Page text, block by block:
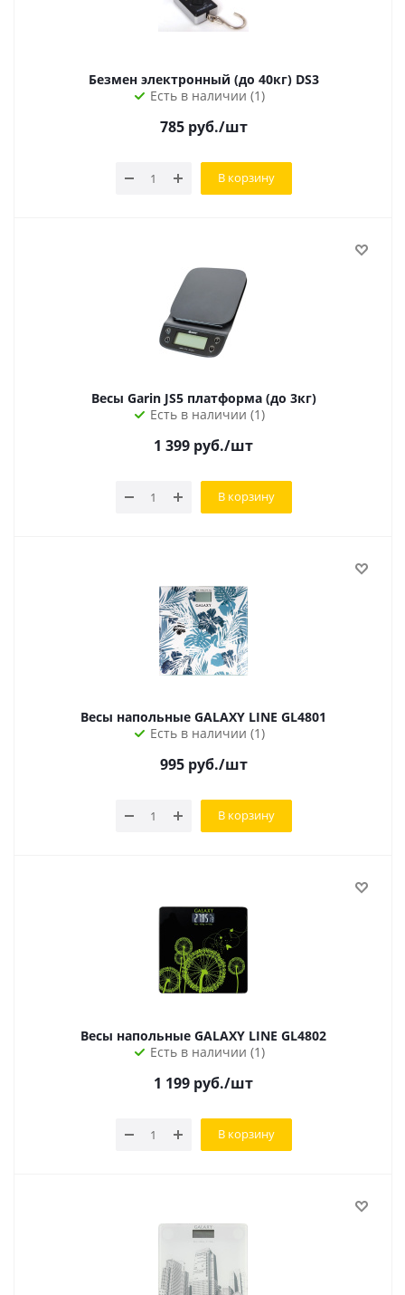
Безмен электронный (до 40кг) DS3
Есть в наличии (1)
785руб./шт
В корзину
Весы Garin JS5 платформа (до 3кг)
Есть в наличии (1)
1 399 руб./шт
В корзину
Весы напольные GALAXY LINE GL4801
Есть в наличии (1)
995руб./шт
В корзину
Весы напольные GALAXY LINE GL4802
Есть в наличии (1)
1 199 руб./шт
В корзину